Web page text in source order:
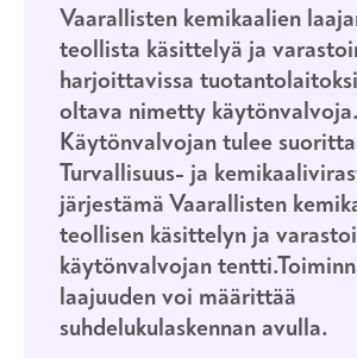
Vaarallisten kemikaalien
teollista käsittelyä ja
harjoittavissa
oltava nimetty käytönvalvoja.
Käytönvalvojan tulee
Turvallisuus- ja
järjestämä Vaarallisten
teollisen käsittelyn ja
käytönvalvojan
laajuuden voi määrittää
suhdelukulaskennan avulla.